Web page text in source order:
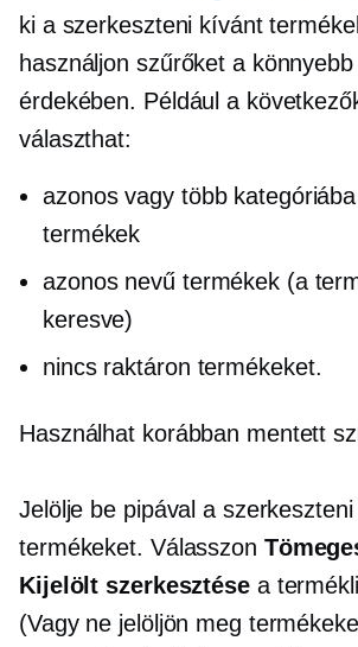
ki a szerkeszteni kívánt
használjon szűrőket a
érdekében. Például a
választhat:
azonos vagy több
termékek
azonos nevű termékek (a
keresve)
nincs raktáron termékeket.
Használhat korábban mentett
Jelölje be pipával a
termékeket. Válasszon
Kijelölt szerkesztésea
(Vagy ne jelöljön meg